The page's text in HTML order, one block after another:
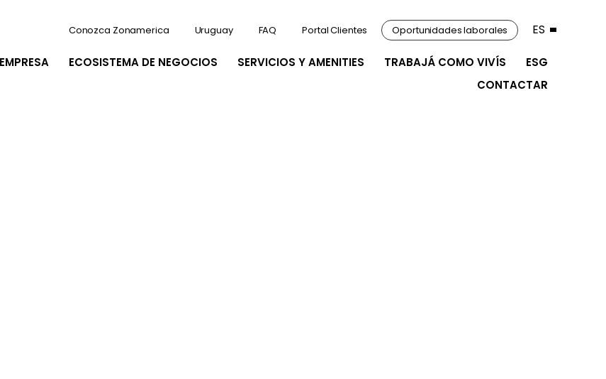
ECOSISTEMA DE NEGOCIOS SERVICIOS Y AMENITIES TRABAJÁ COMO VIVÍS
ESG
CONTACTAR
Conozca Zonamerica Uruguay FAQ Portal Clientes Oportunidades laborales ES